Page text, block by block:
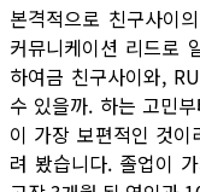
본격적으로 친구사이
커뮤니케이션 리드로
하여금 친구사이와,
수 있을까. 하는 고민
이 가장 보편적인 것
려 봤습니다. 졸업이